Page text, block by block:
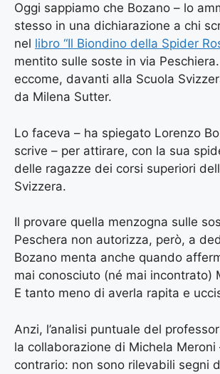
Oggi sappiamo che Bozano – lo
stesso in una dichiarazione a chi
nel libro “Il Biondino della Spider
mentito sulle soste in via
eccome, davanti alla Scuola
da Milena Sutter.
Lo faceva – ha spiegato Lorenzo
scrive – per attirare, con la sua
delle ragazze dei corsi superiori
Svizzera.
Il provare quella menzogna sulle
Peschera non autorizza, però, a
Bozano menta anche quando
mai conosciuto (né mai incontrato)
E tanto meno di averla rapita e
Anzi, l’analisi puntuale del
la collaborazione di Michela Meroni
contrario: non sono rilevabili segni